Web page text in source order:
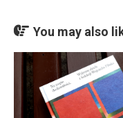
You may also